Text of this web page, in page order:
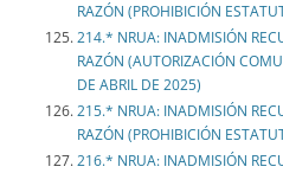
RAZÓN (PROHIBICIÓN
214.* NRUA: INADMISIÓN
RAZÓN (AUTORIZACIÓN
DE ABRIL DE 2025)
215.* NRUA: INADMISIÓN
RAZÓN (PROHIBICIÓN
216.* NRUA: INADMISIÓN